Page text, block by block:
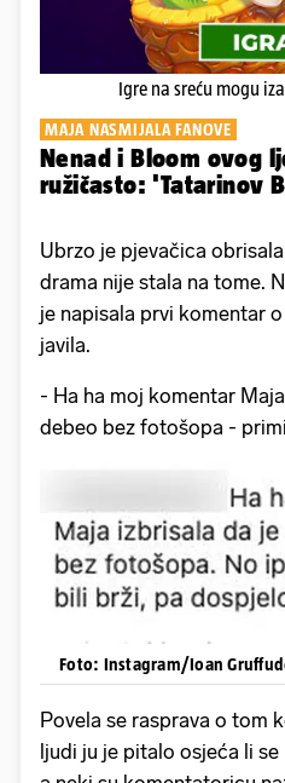
Igre na sreću mogu
MAJA NASMIJALA FANOVE
Nenad i Bloom ovog
ružičasto: 'Tatarinov
Ubrzo je pjevačica
drama nije stala na tome.
je napisala prvi komentar
javila.
- Ha ha moj komentar
debeo bez fotošopa -
Foto: Instagram/Ioan
Povela se rasprava o tom
ljudi ju je pitalo osjeća li